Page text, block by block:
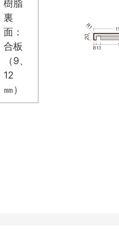
樹脂
裏
面：
合板
（9、
12
㎜）